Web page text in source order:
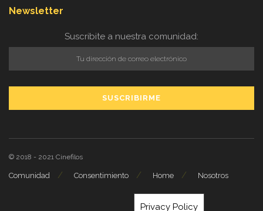
Newsletter
Suscribite a nuestra comunidad:
© 2018 - 2021 Cinefilos
Comunidad Consentimiento Home Nosotros
Privacy Policy